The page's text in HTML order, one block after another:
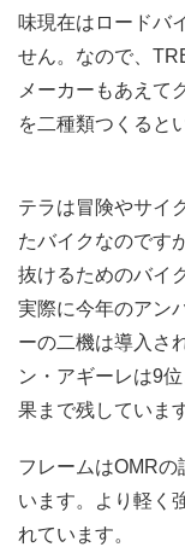
味現在はロードバ
せん。なので、
メーカーもあえて
を二種類つくると
テラは冒険やサイ
たバイクなのです
抜けるためのバイ
実際に今年のアン
ーの二機は導入さ
ン・アギーレは9
果まで残していま
フレームはOMRの
います。より軽く
れています。